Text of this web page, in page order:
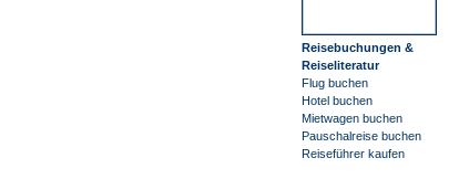
Reisebuchungen &
Reiseliteratur
Flug buchen
Hotel buchen
Mietwagen buchen
Pauschalreise buchen
Reiseführer kaufen